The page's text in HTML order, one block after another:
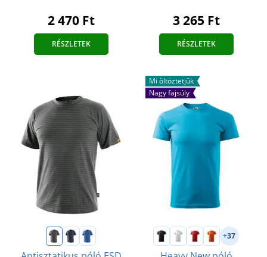
2 470 Ft
RÉSZLETEK
3 265 Ft
RÉSZLETEK
Mi öltöztetjük
Nagy fajsúly
+37